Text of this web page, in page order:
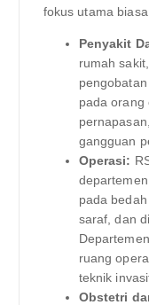
fokus utama
Penyakit
rumah
pada orang
gangguan
Operasi:
pada
saraf, dan
ruang
teknik
Obstetri